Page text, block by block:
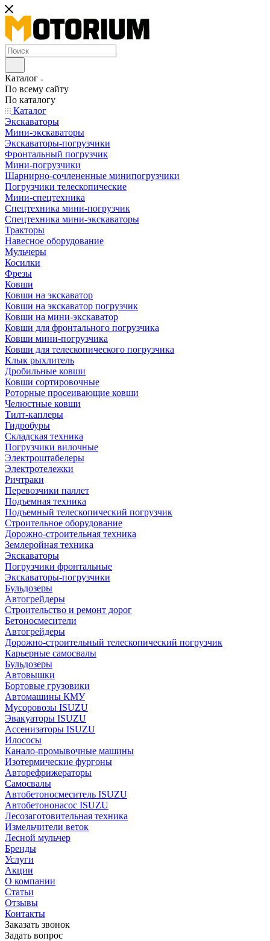
Каталог
По всему сайту
По каталогу
Каталог
Экскаваторы
Мини-экскаваторы
Экскаваторы-погрузчики
Фронтальный погрузчик
Мини-погрузчики
Шарнирно-сочлененные минипогрузчики
Погрузчики телескопические
Мини-спецтехника
Спецтехника мини-погрузчик
Спецтехника мини-экскаваторы
Тракторы
Навесное оборудование
Мульчеры
Косилки
Фрезы
Ковши
Ковши на экскаватор
Ковши на экскаватор погрузчик
Ковши на мини-экскаватор
Ковши для фронтального погрузчика
Ковши мини-погрузчика
Ковши для телескопического погрузчика
Клык рыхлитель
Дробильные ковши
Ковши сортировочные
Роторные просеивающие ковши
Челюстные ковши
Тилт-каплеры
Гидробуры
Складская техника
Погрузчики вилочные
Электроштабелеры
Электротележки
Ричтраки
Перевозчики паллет
Подъемная техника
Подъемный телескопический погрузчик
Строительное оборудование
Дорожно-строительная техника
Землеройная техника
Экскаваторы
Погрузчики фронтальные
Экскаваторы-погрузчики
Бульдозеры
Автогрейдеры
Строительство и ремонт дорог
Бетоносмесители
Автогрейдеры
Дорожно-строительный телескопический погрузчик
Карьерные самосвалы
Бульдозеры
Автовышки
Бортовые грузовики
Автомашины КМУ
Мусоровозы ISUZU
Эвакуаторы ISUZU
Ассенизаторы ISUZU
Илососы
Канало-промывочные машины
Изотермические фургоны
Авторефрижераторы
Самосвалы
Автобетоносмеситель ISUZU
Автобетононасос ISUZU
Лесозаготовительная техника
Измельчители веток
Лесной мульчер
Бренды
Услуги
Акции
О компании
Статьи
Отзывы
Контакты
Заказать звонок
Задать вопрос